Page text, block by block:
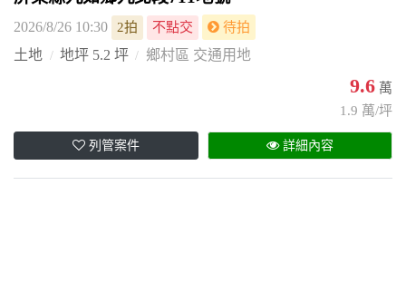
2026/8/26 10:30 2拍 不點交 待拍
土地 地坪 5.2 坪 鄉村區 交通用地
9.6 萬
1.9 萬/坪
列管案件 詳細內容